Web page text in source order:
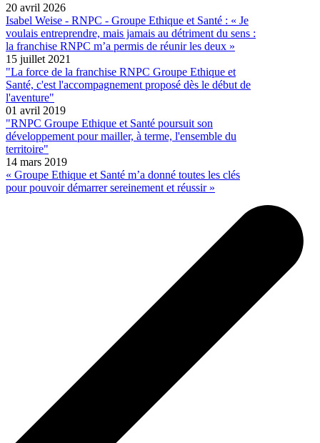
20 avril 2026
Isabel Weise - RNPC - Groupe Ethique et Santé : « Je
voulais entreprendre, mais jamais au détriment du sens :
la franchise RNPC m’a permis de réunir les deux »
15 juillet 2021
"La force de la franchise RNPC Groupe Ethique et
Santé, c'est l'accompagnement proposé dès le début de
l'aventure"
01 avril 2019
"RNPC Groupe Ethique et Santé poursuit son
développement pour mailler, à terme, l'ensemble du
territoire"
14 mars 2019
« Groupe Ethique et Santé m’a donné toutes les clés
pour pouvoir démarrer sereinement et réussir »